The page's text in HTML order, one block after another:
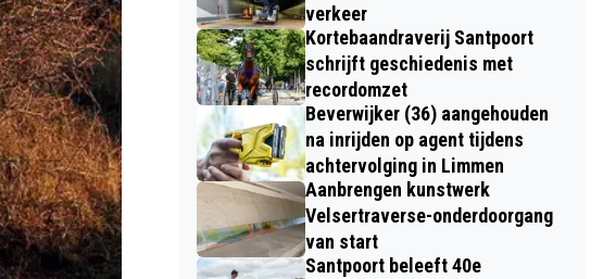
verkeer
Kortebaandraverij Santpoort
schrijft geschiedenis met
recordomzet
Beverwijker (36) aangehouden
na inrijden op agent tijdens
achtervolging in Limmen
Aanbrengen kunstwerk
Velsertraverse-onderdoorgang
van start
Santpoort beleeft 40e